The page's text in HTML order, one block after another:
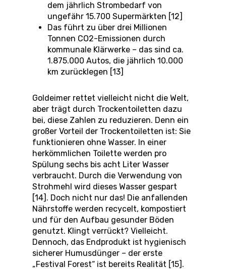
dem jährlich Strombedarf von
ungefähr 15.700 Supermärkten [12]
Das führt zu über drei Millionen
Tonnen CO2-Emissionen durch
kommunale Klärwerke – das sind ca.
1.875.000 Autos, die jährlich 10.000
km zurücklegen [13]
Goldeimer rettet vielleicht nicht die Welt,
aber trägt durch Trockentoiletten dazu
bei, diese Zahlen zu reduzieren. Denn ein
großer Vorteil der Trockentoiletten ist: Sie
funktionieren ohne Wasser. In einer
herkömmlichen Toilette werden pro
Spülung sechs bis acht Liter Wasser
verbraucht. Durch die Verwendung von
Strohmehl wird dieses Wasser gespart
[14]. Doch nicht nur das! Die anfallenden
Nährstoffe werden recycelt, kompostiert
und für den Aufbau gesunder Böden
genutzt. Klingt verrückt? Vielleicht.
Dennoch, das Endprodukt ist hygienisch
sicherer Humusdünger – der erste
„Festival Forest“ ist bereits Realität [15].